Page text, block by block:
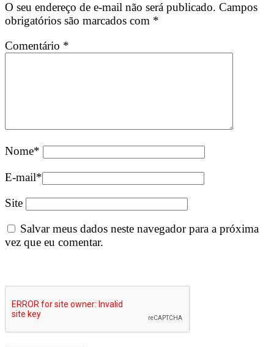
O seu endereço de e-mail não será publicado. Campos
obrigatórios são marcados com *
Comentário *
Nome*
E-mail*
Site
Salvar meus dados neste navegador para a próxima
vez que eu comentar.